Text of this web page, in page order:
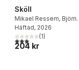
antal röster:
Sköll
Mikael Ressem, Björn
Renberg
Häftad, 2026
3,0utav 5 stjärnor.
(1)
204 kr